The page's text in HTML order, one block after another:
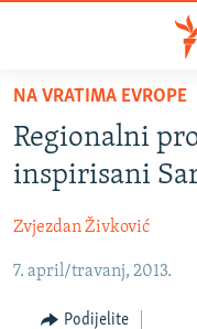
Pređite
glavni
sadržaj
Pređite
na
navigaciju
Pređite
BOSNA I
SRBIJA
KOSOVO
CRNA GORA
VIZUELNO
NA VRATIMA EVROPE
Regionalni
inspirisani
Zvjezdan Živković
7. april/travanj, 2013.
Podijelite